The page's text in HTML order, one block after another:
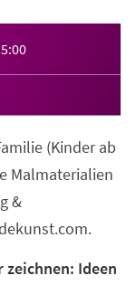
(Kinder ab
Malmaterialien
&
Ideen